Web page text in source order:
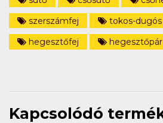
szerszámfej
tokos-dugós
hegesztőfej
hegesztőpár
Kapcsolódó